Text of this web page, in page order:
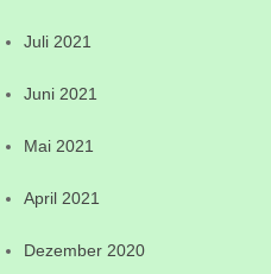
Juli 2021
Juni 2021
Mai 2021
April 2021
Dezember 2020